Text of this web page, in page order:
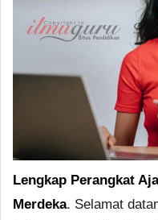
Lengkap Perangkat
Merdeka. Selamat